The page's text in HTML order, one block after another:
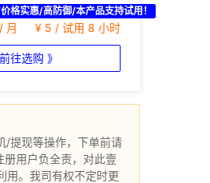
格实惠/高防御/本产品支持试用！
月 ¥ 5 / 试用 8 小时
前往选购 》
/提现等操作，下单前请
用户负全责，对此壹
用。我司有权不定时更